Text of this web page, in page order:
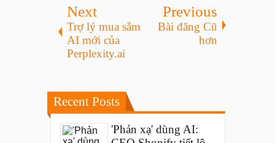
Next
Trợ lý mua sắm
AI mới của
Perplexity.ai
Previous
Bài đăng Cũ
hơn
Recent Posts
'Phản xạ' dùng AI: